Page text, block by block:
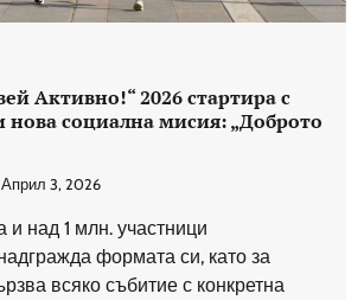
Активно!“ 2026 стартира с
нова социална мисия: „Доброто
Април 3, 2026
над 1 млн. участници
формата си, като за
всяко събитие с конкретна